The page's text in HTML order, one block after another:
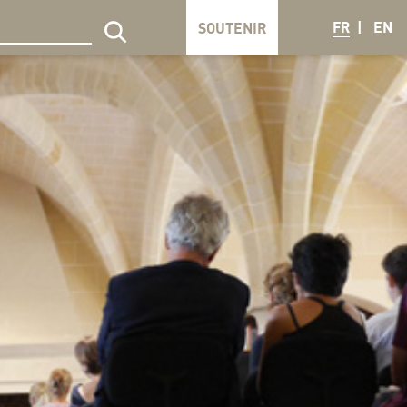
sur le site SOUTENIR FR EN